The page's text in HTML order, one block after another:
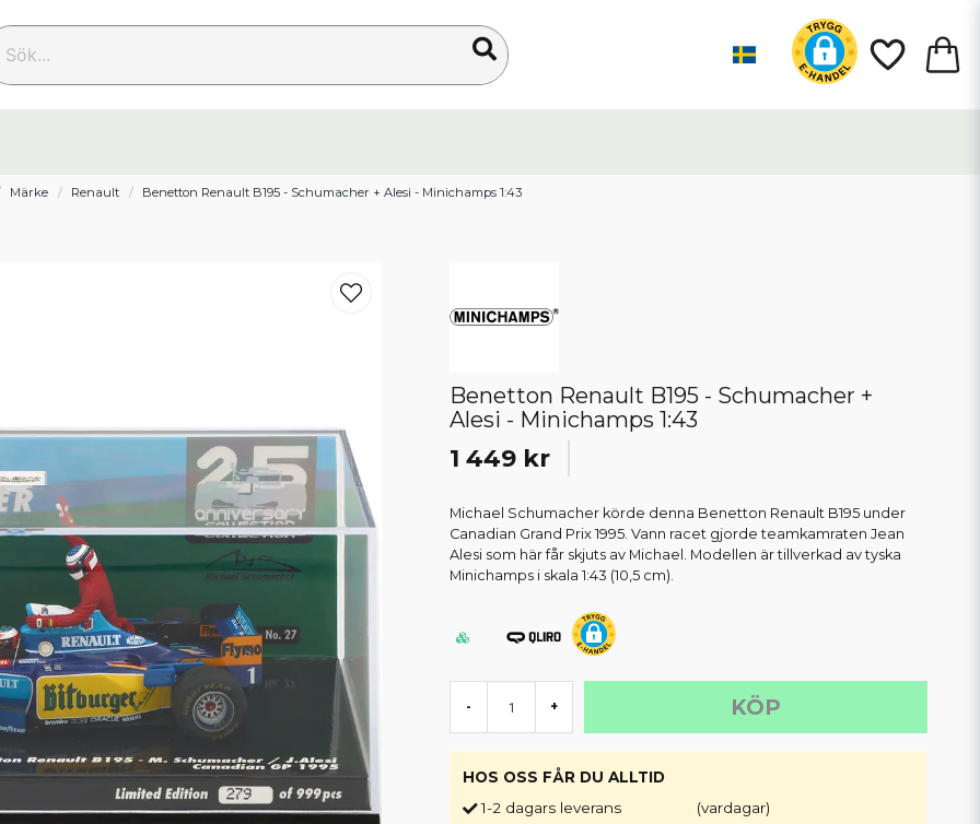
Märke Renault Benetton Renault B195 - Schumacher + Alesi - Minichamps 1:43
Benetton Renault B195 - Schumacher +
Alesi - Minichamps 1:43
1 449 kr
Michael Schumacher körde denna Benetton Renault B195 under
Canadian Grand Prix 1995. Vann racet gjorde teamkamraten Jean
Alesi som här får skjuts av Michael. Modellen är tillverkad av tyska
Minichamps i skala 1:43 (10,5 cm).
- + KÖP
HOS OSS FÅR DU ALLTID
1-2 dagars leverans
(vardagar)